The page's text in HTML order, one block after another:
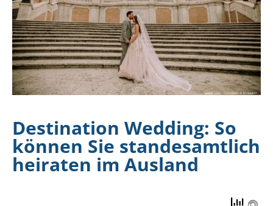
Destination Wedding: So
können Sie standesamtlich
heiraten im Ausland